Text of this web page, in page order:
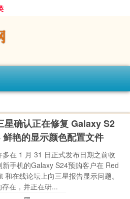
星确认正在修复 Galaxy S2
鲜艳的显示颜色配置文件
多在 1 月 31 日正式发布日期之前收
新手机的Galaxy S24预购客户在 Red
和在线论坛上向三星​​报告显示问题。
在，并正在研...